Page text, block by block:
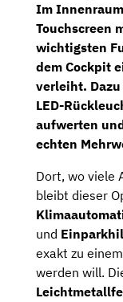
Im
Touchscreen
wichtigsten
dem Cockpit
verleiht. Dazu
LED-
aufwerten
echten
Dort, wo viele
bleibt dieser
und
exakt zu
werden will.